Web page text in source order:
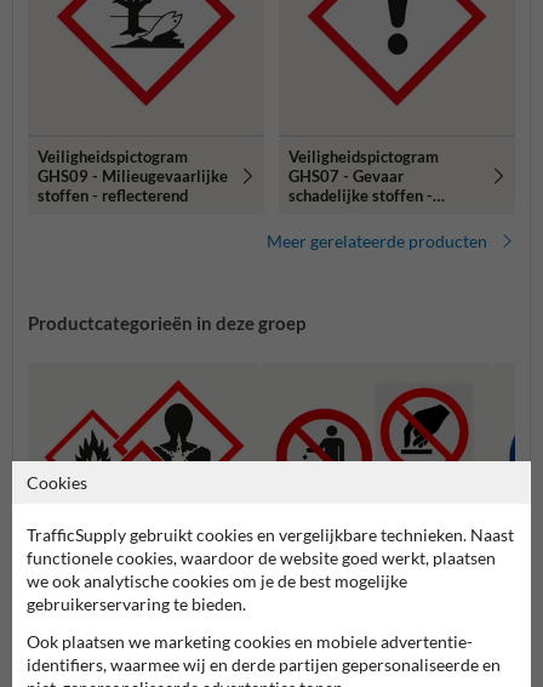
Veiligheidspictogram
GHS09 - Milieugevaarlijke
stoffen - reflecterend
Veiligheidspictogram
GHS07 - Gevaar
schadelijke stoffen -
Meer gerelateerde producten
Productcategorieën in deze groep
Cookies
TrafficSupply gebruikt cookies en vergelijkbare technieken. Naast
functionele cookies, waardoor de website goed werkt, plaatsen
we ook analytische cookies om je de best mogelijke
gebruikerservaring te bieden.
Ook plaatsen we marketing cookies en mobiele advertentie-
identifiers, waarmee wij en derde partijen gepersonaliseerde en